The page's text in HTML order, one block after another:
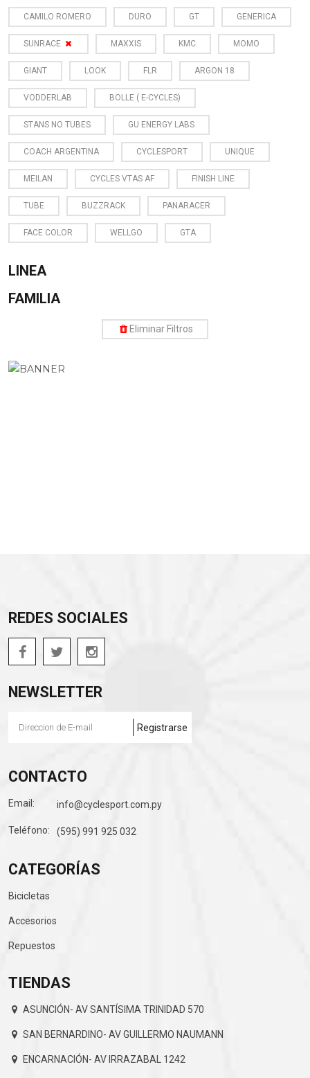
CAMILO ROMERO DURO GT GENERICA
SUNRACE MAXXIS KMC MOMO
GIANT LOOK FLR ARGON 18
VODDERLAB BOLLE ( E-CYCLES)
STANS NO TUBES GU ENERGY LABS
COACH ARGENTINA CYCLESPORT UNIQUE
MEILAN CYCLES VTAS AF FINISH LINE
TUBE BUZZRACK PANARACER
FACE COLOR WELLGO GTA
LINEA
FAMILIA
Eliminar Filtros
REDES SOCIALES
NEWSLETTER
CONTACTO
Email: info@cyclesport.com.py
Teléfono: (595) 991 925 032
CATEGORÍAS
Bicicletas
Accesorios
Repuestos
TIENDAS
ASUNCIÓN- AV SANTÍSIMA TRINIDAD 570
SAN BERNARDINO- AV GUILLERMO NAUMANN
ENCARNACIÓN- AV IRRAZABAL 1242